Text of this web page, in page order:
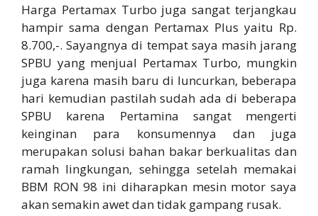
Harga Pertamax Turbo juga sangat terjangkau
hampir sama dengan Pertamax Plus yaitu Rp.
8.700,-. Sayangnya di tempat saya masih jarang
SPBU yang menjual Pertamax Turbo, mungkin
juga karena masih baru di luncurkan, beberapa
hari kemudian pastilah sudah ada di beberapa
SPBU karena Pertamina sangat mengerti
keinginan para konsumennya dan juga
merupakan solusi bahan bakar berkualitas dan
ramah lingkungan, sehingga setelah memakai
BBM RON 98 ini diharapkan mesin motor saya
akan semakin awet dan tidak gampang rusak.